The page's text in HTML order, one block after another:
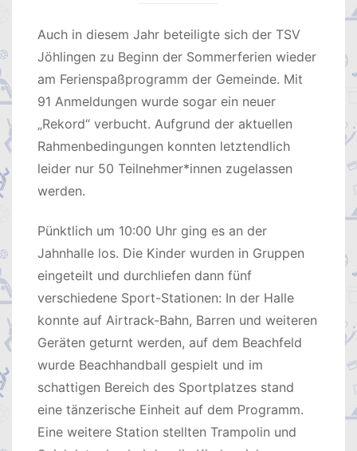
Auch in diesem Jahr beteiligte sich der TSV
Jöhlingen zu Beginn der Sommerferien wieder
am Ferienspaßprogramm der Gemeinde. Mit
91 Anmeldungen wurde sogar ein neuer
„Rekord“ verbucht. Aufgrund der aktuellen
Rahmenbedingungen konnten letztendlich
leider nur 50 Teilnehmer*innen zugelassen
werden.
Pünktlich um 10:00 Uhr ging es an der
Jahnhalle los. Die Kinder wurden in Gruppen
eingeteilt und durchliefen dann fünf
verschiedene Sport-Stationen: In der Halle
konnte auf Airtrack-Bahn, Barren und weiteren
Geräten geturnt werden, auf dem Beachfeld
wurde Beachhandball gespielt und im
schattigen Bereich des Sportplatzes stand
eine tänzerische Einheit auf dem Programm.
Eine weitere Station stellten Trampolin und